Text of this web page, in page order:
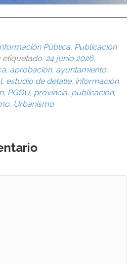
Pública, Publicación
24 junio 2026,
, aprobación, ayuntamiento,
, estudio de detalle, información
, PGOU, provincia, publicación,
, Urbanismo